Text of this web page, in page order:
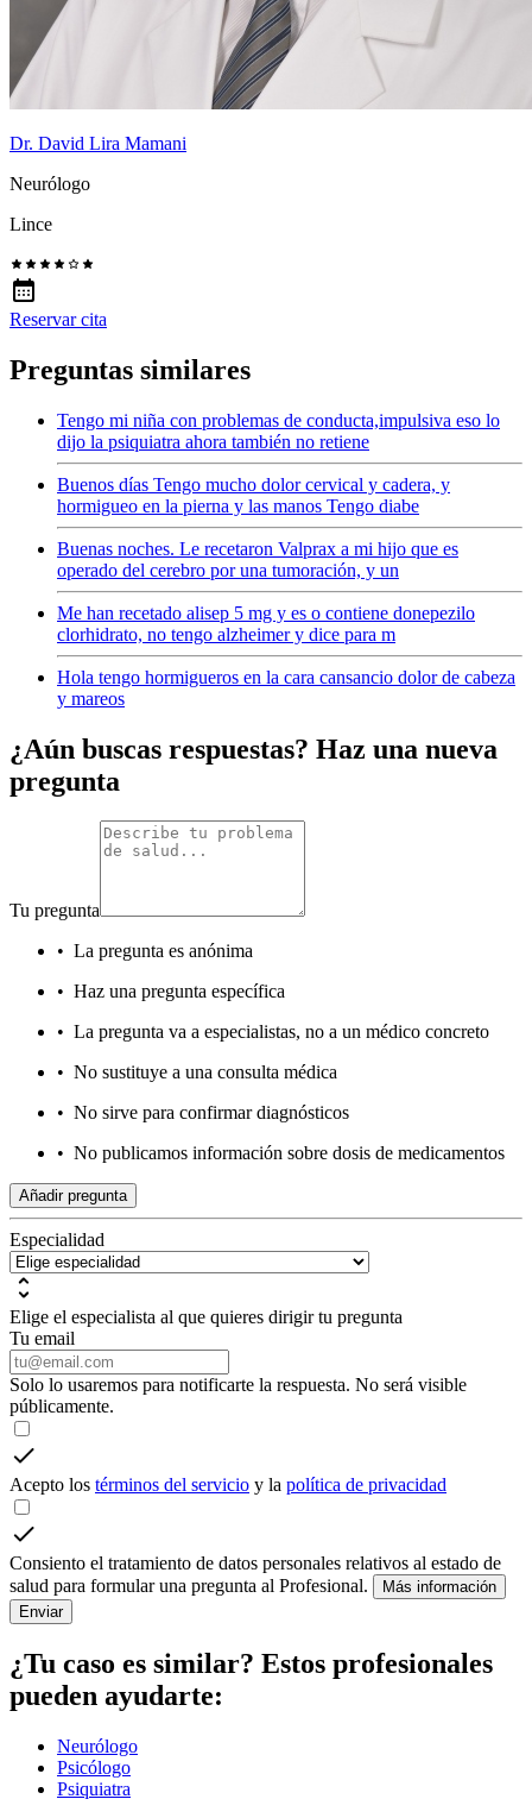
Dr. David Lira Mamani
Neurólogo
Lince
Reservar cita
Preguntas similares
Tengo mi niña con problemas de conducta,impulsiva eso lo
dijo la psiquiatra ahora también no retiene
Buenos días Tengo mucho dolor cervical y cadera, y
hormigueo en la pierna y las manos Tengo diabe
Buenas noches. Le recetaron Valprax a mi hijo que es
operado del cerebro por una tumoración, y un
Me han recetado alisep 5 mg y es o contiene donepezilo
clorhidrato, no tengo alzheimer y dice para m
Hola tengo hormigueros en la cara cansancio dolor de cabeza
y mareos
¿Aún buscas respuestas? Haz una nueva
pregunta
Tu pregunta
• La pregunta es anónima
• Haz una pregunta específica
• La pregunta va a especialistas, no a un médico concreto
• No sustituye a una consulta médica
• No sirve para confirmar diagnósticos
• No publicamos información sobre dosis de medicamentos
Añadir pregunta
Especialidad
Elige el especialista al que quieres dirigir tu pregunta
Tu email
Solo lo usaremos para notificarte la respuesta. No será visible
públicamente.
Acepto los términos del servicio y la política de privacidad
Consiento el tratamiento de datos personales relativos al estado de
salud para formular una pregunta al Profesional.
Más información
Enviar
¿Tu caso es similar? Estos profesionales
pueden ayudarte:
Neurólogo
Psicólogo
Psiquiatra